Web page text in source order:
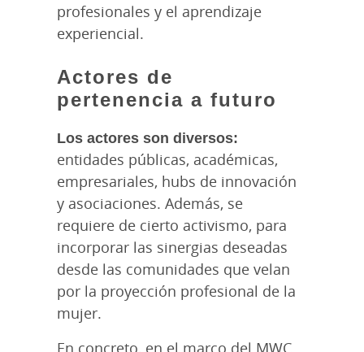
profesionales y el aprendizaje
experiencial.
Actores de
pertenencia a futuro
Los actores son diversos:
entidades públicas, académicas,
empresariales, hubs de innovación
y asociaciones. Además, se
requiere de cierto activismo, para
incorporar las sinergias deseadas
desde las comunidades que velan
por la proyección profesional de la
mujer.
En concreto, en el marco del MWC